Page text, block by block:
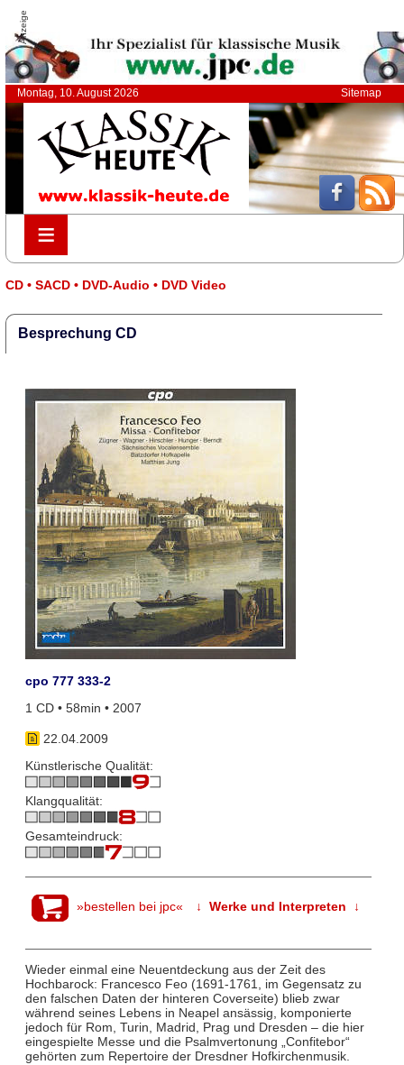
Anzeige
Montag, 10. August 2026 Sitemap
≡
≡
CD • SACD • DVD-Audio • DVD Video
Besprechung CD
cpo 777 333-2
1 CD • 58min • 2007
22.04.2009
Künstlerische Qualität:
Klangqualität:
Gesamteindruck:
»bestellen bei jpc« ↓ Werke und Interpreten ↓
Wieder einmal eine Neuentdeckung aus der Zeit des
Hochbarock: Francesco Feo (1691-1761, im Gegensatz zu
den falschen Daten der hinteren Coverseite) blieb zwar
während seines Lebens in Neapel ansässig, komponierte
jedoch für Rom, Turin, Madrid, Prag und Dresden – die hier
eingespielte Messe und die Psalmvertonung „Confitebor“
gehörten zum Repertoire der Dresdner Hofkirchenmusik.